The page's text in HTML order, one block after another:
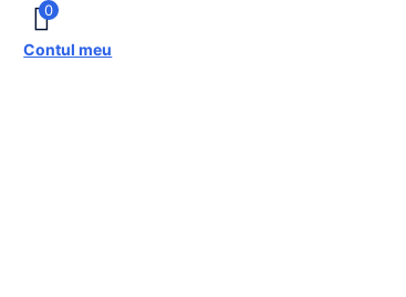
0
Contul meu